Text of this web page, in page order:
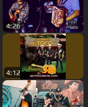
4:26
4:12